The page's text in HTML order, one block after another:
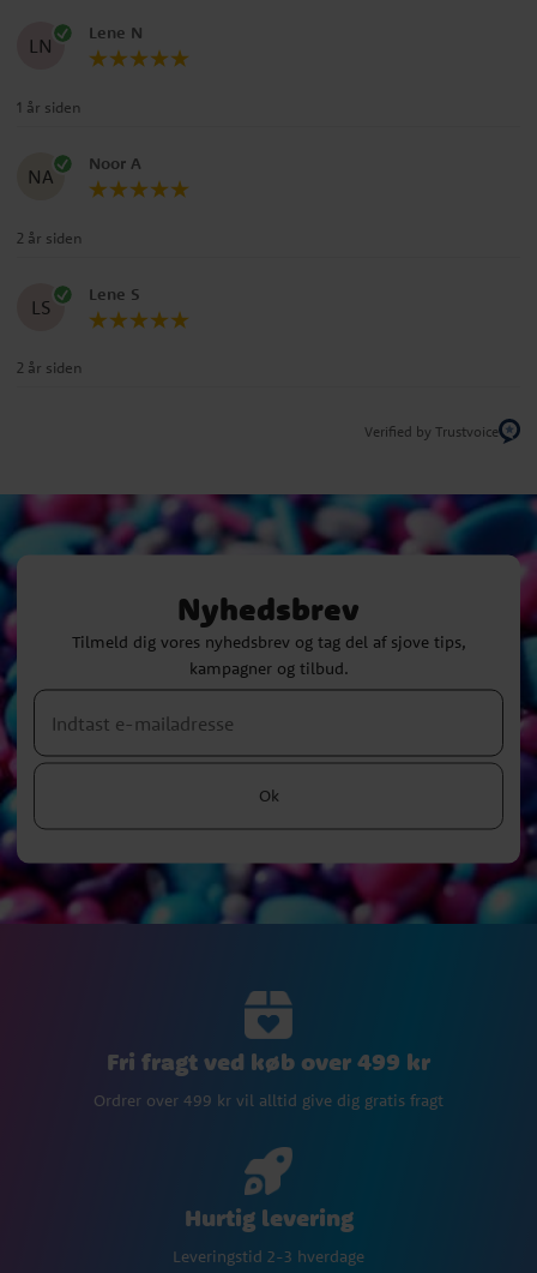
LN
Lene N
1 år siden
NA
Noor A
2 år siden
LS
Lene S
2 år siden
Verified by Trustvoice
Nyhedsbrev
Tilmeld dig vores nyhedsbrev og tag del af sjove tips,
kampagner og tilbud.
Ok
Fri fragt ved køb over 499 kr
Ordrer over 499 kr vil alltid give dig gratis fragt
Hurtig levering
Leveringstid 2-3 hverdage